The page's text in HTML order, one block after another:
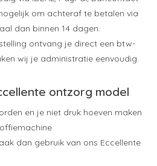
om achteraf te betalen via
dan binnen 14 dagen.
ontvang je direct een btw-
wij je administratie eenvoudig.
ontzorg model
en je niet druk hoeven maken
dan gebruik van ons Eccellente